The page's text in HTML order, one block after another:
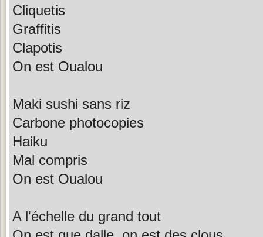
Cliquetis
Graffitis
Clapotis
On est Oualou
Maki sushi sans riz
Carbone photocopies
Haiku
Mal compris
On est Oualou
A l'échelle du grand tout